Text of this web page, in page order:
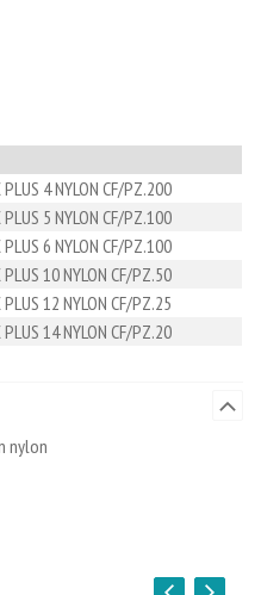
PLUS 4 NYLON CF/PZ.200
PLUS 5 NYLON CF/PZ.100
PLUS 6 NYLON CF/PZ.100
PLUS 10 NYLON CF/PZ.50
PLUS 12 NYLON CF/PZ.25
PLUS 14 NYLON CF/PZ.20
nylon